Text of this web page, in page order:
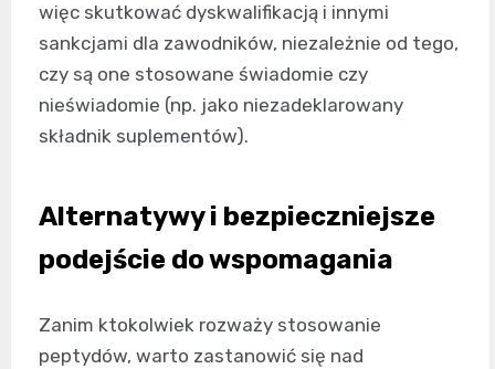
więc skutkować dyskwalifikacją i innymi
sankcjami dla zawodników, niezależnie od tego,
czy są one stosowane świadomie czy
nieświadomie (np. jako niezadeklarowany
składnik suplementów).
Alternatywy i bezpieczniejsze
podejście do wspomagania
Zanim ktokolwiek rozważy stosowanie
peptydów, warto zastanowić się nad